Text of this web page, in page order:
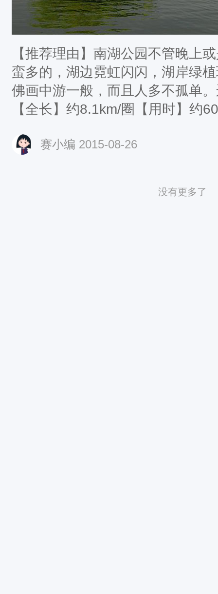
【推荐理由】南湖公园不管晚上
蛮多的，湖边霓虹闪闪，湖岸绿
佛画中游一般，而且人多不孤单
【全长】约8.1km/圈【用时】约
赛小编 2015-08-26
没有更多了